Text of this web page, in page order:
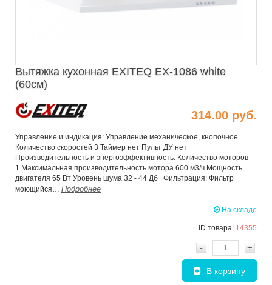
Вытяжка кухонная EXITEQ EX-1086 white
(60см)
314.00 руб.
Управление и индикация: Управление механическое, кнопочное
Количество скоростей 3 Таймер нет Пульт ДУ нет
Производительность и энергоэффективность: Количество моторов
1 Максимальная производительность мотора 600 м3/ч Мощность
двигателя 65 Вт Уровень шума 32 - 44 Дб Фильтрация: Фильтр
моющийся… Подробнее
На складе
ID товара: 14355
- +
В корзину